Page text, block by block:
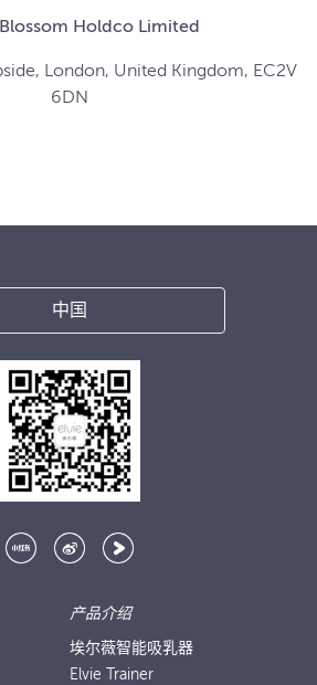
Holdco Limited
London, United Kingdom, EC2V
6DN
中国
产品介绍
埃尔薇智能吸乳器
Elvie Trainer